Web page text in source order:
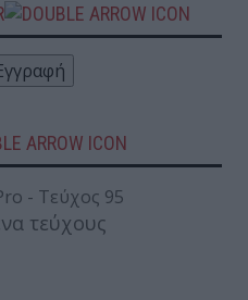
τεύχους